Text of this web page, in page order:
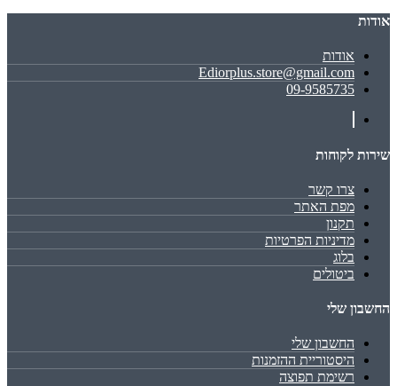
אודות
אודות
Ediorplus.store@gmail.com
09-9585735
שירות לקוחות
צרו קשר
מפת האתר
תקנון
מדיניות הפרטיות
בלוג
ביטולים
החשבון שלי
החשבון שלי
היסטוריית ההזמנות
רשימת תפוצה